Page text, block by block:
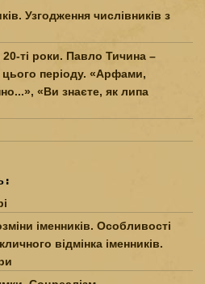
Узгодження числівників з
20-ті роки. Павло Тичина –
періоду. «Арфами,
«Ви знаєте, як липа
іменників. Особливості
відмінка іменників.